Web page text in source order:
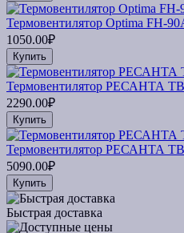
Термовентилятор Optima FH-
1050.00₽
Купить
Термовентилятор РЕСАНТА
2290.00₽
Купить
Термовентилятор РЕСАНТА
5090.00₽
Купить
Быстрая доставка